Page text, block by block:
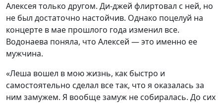
Алексея только другом. Ди-джей флиртовал с ней, но
не был достаточно настойчив. Однако поцелуй на
концерте в мае прошлого года изменил все.
Водонаева поняла, что Алексей — это именно ее
мужчина.
«Леша вошел в мою жизнь, как быстро и
самостоятельно сделал все так, что я оказалась за
ним замужем. Я вообще замуж не собиралась. До сих